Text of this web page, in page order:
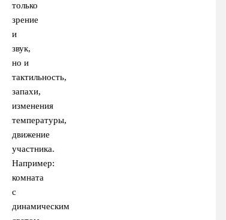
только
зрение
и
звук,
но и
тактильность,
запахи,
изменения
температуры,
движение
участника.
Например:
комната
с
динамическим